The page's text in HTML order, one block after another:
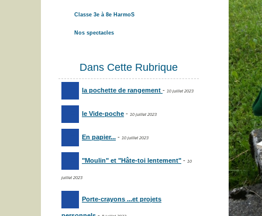
Classe 3e à 8e HarmoS
Nos spectacles
Dans Cette Rubrique
la pochette de rangement - 10 juillet 2023
le Vide-poche - 10 juillet 2023
En papier... - 10 juillet 2023
"Moulin" et "Hâte-toi lentement" - 10
juillet 2023
Porte-crayons ...et projets